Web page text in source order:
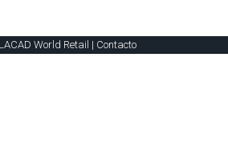
World Retail | Contacto